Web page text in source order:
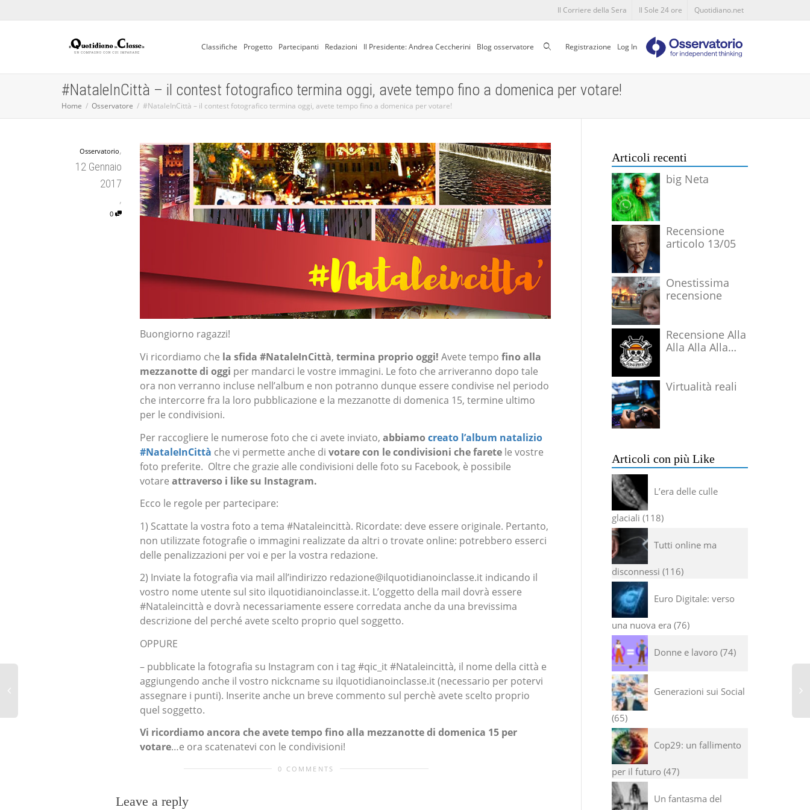
Il Corriere della Sera Il Sole 24 ore Quotidiano.net
Classifiche Progetto Partecipanti Redazioni Il Presidente: Andrea Ceccherini Blog osservatore CercaRegistrazione Log In
#NataleInCittà – il contest fotografico termina oggi, avete tempo fino a domenica per votare!
Home Osservatore #NataleInCittà – il contest fotografico termina oggi, avete tempo fino a domenica per votare!
Osservatorio,
12 Gennaio
2017
,
0
Buongiorno ragazzi!
Vi ricordiamo che la sfida #NataleInCittà, termina proprio oggi! Avete tempo fino alla
mezzanotte di oggi per mandarci le vostre immagini. Le foto che arriveranno dopo tale
ora non verranno incluse nell’album e non potranno dunque essere condivise nel periodo
che intercorre fra la loro pubblicazione e la mezzanotte di domenica 15, termine ultimo
per le condivisioni.
Per raccogliere le numerose foto che ci avete inviato, abbiamo creato l’album natalizio
#NataleInCittà che vi permette anche di votare con lecondivisioni che farete le vostre
foto preferite. Oltre che grazie alle condivisioni delle foto su Facebook, è possibile
votare attraverso i like su Instagram.
Ecco le regole per partecipare:
1) Scattate la vostra foto a tema #Nataleincittà. Ricordate: deve essere originale. Pertanto,
non utilizzate fotografie o immagini realizzate da altri o trovate online: potrebbero esserci
delle penalizzazioni per voi e per la vostra redazione.
2) Inviate la fotografia via mail all’indirizzo redazione@ilquotidianoinclasse.it indicando il
vostro nome utente sul sito ilquotidianoinclasse.it. L’oggetto della mail dovrà essere
#Nataleincittà e dovrà necessariamente essere corredata anche da una brevissima
descrizione del perché avete scelto proprio quel soggetto.
OPPURE
– pubblicate la fotografia su Instagram con i tag #qic_it #Nataleincittà, il nome della città e
aggiungendo anche il vostro nickcname su ilquotidianoinclasse.it (necessario per potervi
assegnare i punti). Inserite anche un breve commento sul perchè avete scelto proprio
quel soggetto.
Vi ricordiamo ancora che avete tempo fino alla mezzanotte di domenica 15 per
votare…e ora scatenatevi con le condivisioni!
0 COMMENTS
Leave a reply
Articoli recenti
big Neta
Recensione
articolo 13/05
Onestissima
recensione
Recensione Alla
Alla Alla Alla
Virtualità reali
Articoli con più Like
L’era delle culle
glaciali 118
Tutti online ma
disconnessi 116
Euro Digitale: verso
una nuova era 76
Donne e lavoro 74
Generazioni sui Social
65
Cop29: un fallimento
per il futuro 47
Un fantasma del